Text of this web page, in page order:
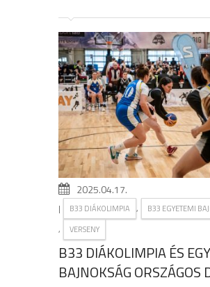
2025.04.17.
| B33 DIÁKOLIMPIA , B33 EGYETEMI
, VERSENY
B33 DIÁKOLIMPIA ÉS
BAJNOKSÁG ORSZÁGOS